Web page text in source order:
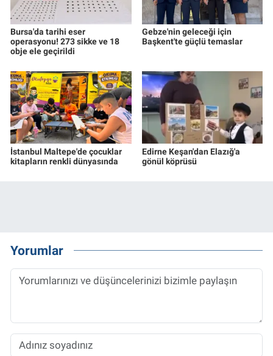
Bursa'da tarihi eser
operasyonu! 273 sikke ve 18
obje ele geçirildi
Gebze'nin geleceği için
Başkent'te güçlü temaslar
İstanbul Maltepe'de çocuklar
kitapların renkli dünyasında
Edirne Keşan'dan Elazığ'a
gönül köprüsü
Yorumlar